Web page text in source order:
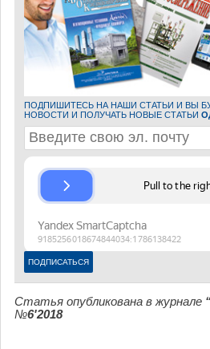
ПОДПИШИТЕСЬ НА НАШИ СТАТЬИ И ВЫ
НОВОСТИ И ПОЛУЧАТЬ НОВЫЕ СТАТЬИ
Статья опубликована в журнале
№6'2018